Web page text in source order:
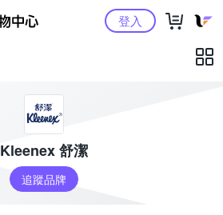
Yahoo購物中心登入
Kleenex 舒潔
追蹤品牌